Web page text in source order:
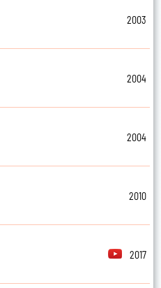
2003
2004
2004
2010
2017